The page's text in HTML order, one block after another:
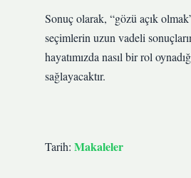
Sonuç olarak, “gözü açık
seçimlerin uzun vadeli
hayatımızda nasıl bir rol
sağlayacaktır.
Tarih: Makaleler